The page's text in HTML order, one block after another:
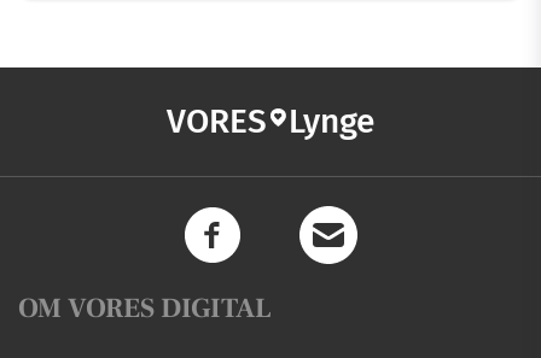
VORES Lynge
OM VORES DIGITAL